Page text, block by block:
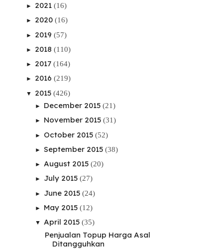
► 2021 (16)
► 2020 (16)
► 2019 (57)
► 2018 (110)
► 2017 (164)
► 2016 (219)
▼ 2015 (426)
► December 2015 (21)
► November 2015 (31)
► October 2015 (52)
► September 2015 (38)
► August 2015 (20)
► July 2015 (27)
► June 2015 (24)
► May 2015 (12)
▼ April 2015 (35)
Penjualan Topup Harga Asal
Ditangguhkan